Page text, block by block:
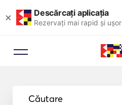
× Descărcați aplicația
Rezervați mai rapid și ușor
Căutare